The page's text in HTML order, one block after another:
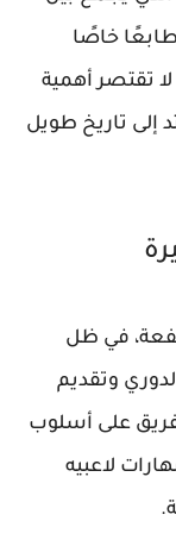
خاصًا
تقتصر أهمية
إلى تاريخ طويل
في ظل
وتقديم
على أسلوب
لاعبيه